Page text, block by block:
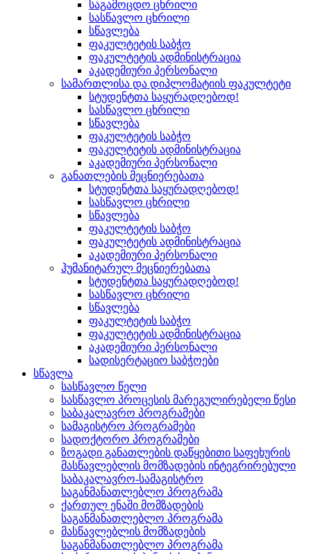
საგამოცდო ცხრილი
სასწავლო ცხრილი
სწავლება
ფაკულტეტის საბჭო
ფაკულტეტის ადმინისტრაცია
აკადემიური პერსონალი
სამართლისა და დიპლომატიის ფაკულტეტი
სტუდენტთა საყურადღებოდ!
სასწავლო ცხრილი
სწავლება
ფაკულტეტის საბჭო
ფაკულტეტის ადმინისტრაცია
აკადემიური პერსონალი
განათლების მეცნიერებათა
სტუდენტთა საყურადღებოდ!
სასწავლო ცხრილი
სწავლება
ფაკულტეტის საბჭო
ფაკულტეტის ადმინისტრაცია
აკადემიური პერსონალი
ჰუმანიტარულ მეცნიერებათა
სტუდენტთა საყურადღებოდ!
სასწავლო ცხრილი
სწავლება
ფაკულტეტის საბჭო
ფაკულტეტის ადმინისტრაცია
აკადემიური პერსონალი
სადისერტაციო საბჭოები
სწავლა
სასწავლო წელი
სასწავლო პროცესის მარეგულირებელი წესი
საბაკალავრო პროგრამები
სამაგისტრო პროგრამები
სადოქტორო პროგრამები
ზოგადი განათლების დაწყებითი საფეხურის
მასწავლებლის მომზადების ინტეგრირებული
საბაკალავრო-სამაგისტრო
საგანმანათლებლო პროგრამა
ქართულ ენაში მომზადების
საგანმანათლებლო პროგრამა
მასწავლებლის მომზადების
საგანმანათლებლო პროგრამა